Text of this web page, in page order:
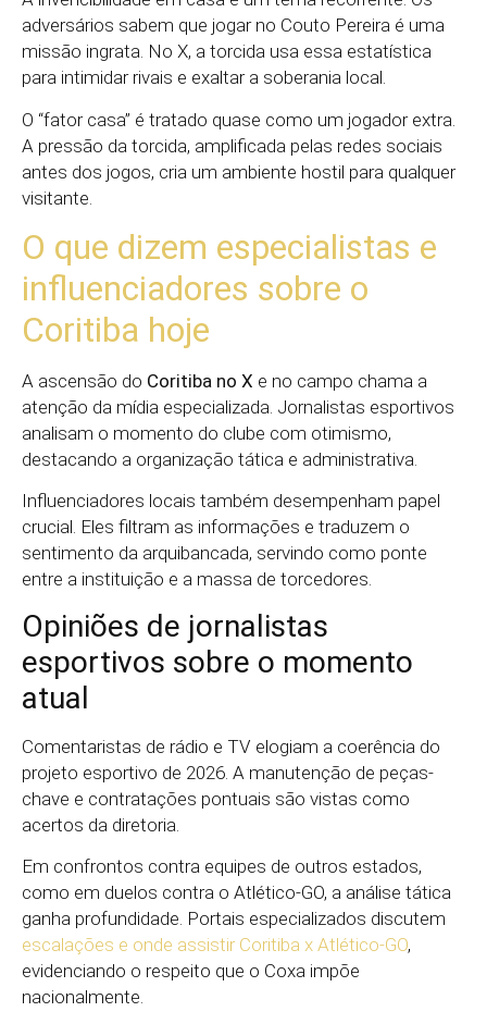
adversários sabem que jogar no Couto Pereira é uma
missão ingrata. No X, a torcida usa essa estatística
para intimidar rivais e exaltar a soberania local.
O “fator casa” é tratado quase como um jogador extra.
A pressão da torcida, amplificada pelas redes sociais
antes dos jogos, cria um ambiente hostil para qualquer
visitante.
O que dizem especialistas e
influenciadores sobre o
Coritiba hoje
A ascensão do Coritiba no X e no campo chama a
atenção da mídia especializada. Jornalistas esportivos
analisam o momento do clube com otimismo,
destacando a organização tática e administrativa.
Influenciadores locais também desempenham papel
crucial. Eles filtram as informações e traduzem o
sentimento da arquibancada, servindo como ponte
entre a instituição e a massa de torcedores.
Opiniões de jornalistas
esportivos sobre o momento
atual
Comentaristas de rádio e TV elogiam a coerência do
projeto esportivo de 2026. A manutenção de peças-
chave e contratações pontuais são vistas como
acertos da diretoria.
Em confrontos contra equipes de outros estados,
como em duelos contra o Atlético-GO, a análise tática
ganha profundidade. Portais especializados discutem
escalações e onde assistir Coritiba x Atlético-GO,
evidenciando o respeito que o Coxa impõe
nacionalmente.